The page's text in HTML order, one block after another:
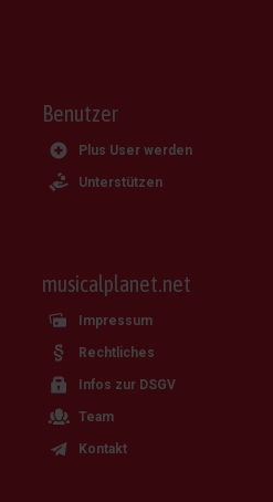
Benutzer
Plus User werden
Unterstützen
musicalplanet.net
Impressum
Rechtliches
Infos zur DSGV
Team
Kontakt